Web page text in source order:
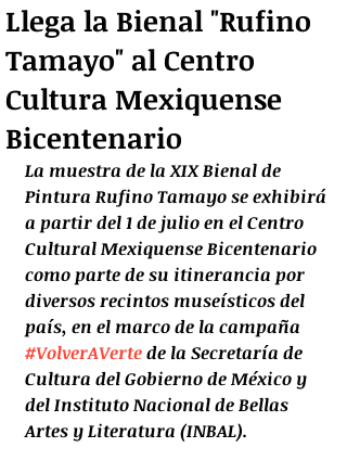
Llega la Bienal "Rufino
Tamayo" al Centro
Cultura Mexiquense
Bicentenario
La muestra de la XIX Bienal de
Pintura Rufino Tamayo se exhibirá
a partir del 1 de julio en el Centro
Cultural Mexiquense Bicentenario
como parte de su itinerancia por
diversos recintos museísticos del
país, en el marco de la campaña
#VolverAVerte de la Secretaría de
Cultura del Gobierno de México y
del Instituto Nacional de Bellas
Artes y Literatura (INBAL).